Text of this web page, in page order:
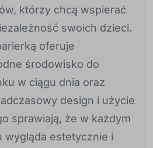
którzy chcą wspierać
swoich dzieci.
oferuje
środowisko do
w ciągu dnia oraz
design i użycie
sprawiają, że w każdym
wygląda estetycznie i